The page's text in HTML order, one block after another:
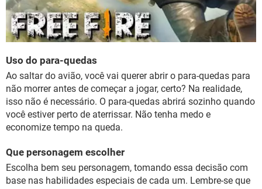
Uso do para-quedas
Ao saltar do avião, você vai querer abrir o para-quedas para
não morrer antes de começar a jogar, certo? Na realidade,
isso não é necessário. O para-quedas abrirá sozinho quando
você estiver perto de aterrissar. Não tenha medo e
economize tempo na queda.
Que personagem escolher
Escolha bem seu personagem, tomando essa decisão com
base nas habilidades especiais de cada um. Lembre-se que